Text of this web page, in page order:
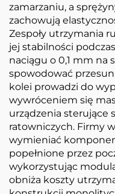
zamarzaniu, a
zachowują
Zespoły utrzymania
jej stabilności
naciągu o 0,1 mm na
spowodować
kolei prowadzi do
wywróceniem się
urządzenia sterujące
ratowniczych. Firmy
wymieniać
popełnione przez
wykorzystując
obniża koszty